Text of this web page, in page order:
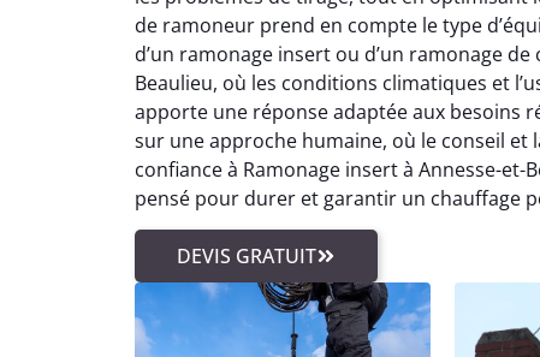
de ramoneur prend en compte le type
d’un ramonage insert ou d’un ramonage
Beaulieu, où les conditions climatiques et
apporte une réponse adaptée aux besoins
sur une approche humaine, où le conseil et
confiance à Ramonage insert à Annesse-
pensé pour durer et garantir un chauffage
DEVIS GRATUIT